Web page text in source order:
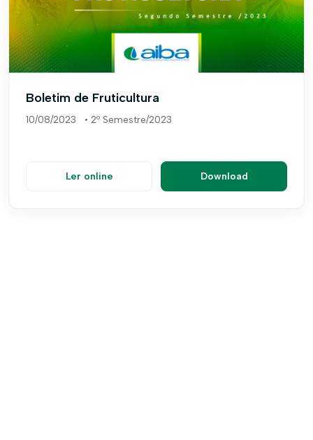
Boletim de Fruticultura
10/08/2023 • 2º Semestre/2023
Ler online Download